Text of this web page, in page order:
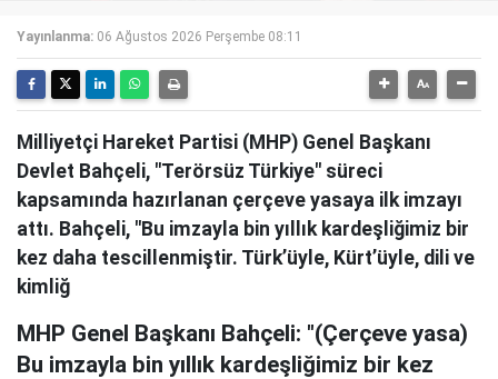
Yayınlanma: 06 Ağustos 2026 Perşembe 08:11
Milliyetçi Hareket Partisi (MHP) Genel Başkanı
Devlet Bahçeli, "Terörsüz Türkiye" süreci
kapsamında hazırlanan çerçeve yasaya ilk imzayı
attı. Bahçeli, "Bu imzayla bin yıllık kardeşliğimiz bir
kez daha tescillenmiştir. Türk’üyle, Kürt’üyle, dili ve
kimliğ
MHP Genel Başkanı Bahçeli: "(Çerçeve yasa)
Bu imzayla bin yıllık kardeşliğimiz bir kez